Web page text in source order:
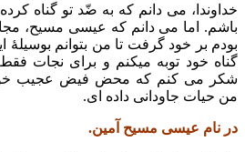
خداوندا، می دانم که به ضّد تو گناه
باشم. اما می دانم که عیسی مسیح،
بودم بر خود گرفت تا من بتوانم بوسیلۀ
گناه خود توبه میکنم و برای نجات فقط
شکر می کنم که محض فیض عجیب خود
من حیات جاودانی داده ای.
در نام عیسی مسیح آمین.